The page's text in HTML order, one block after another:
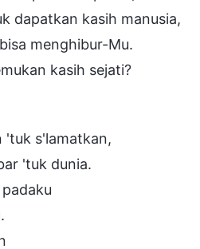
dapatkan kasih manusia,
menghibur-Mu.
kasih sejati?
'tuk s'lamatkan,
'tuk dunia.